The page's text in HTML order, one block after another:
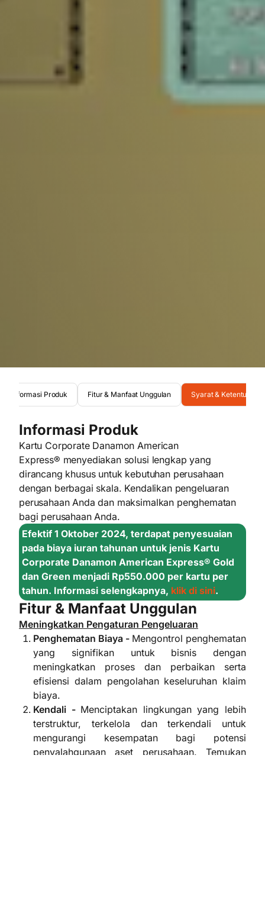
Informasi Produk Fitur & Manfaat Unggulan Syarat & Ketentuan
Informasi Produk
Kartu Corporate Danamon American
Express® menyediakan solusi lengkap yang
dirancang khusus untuk kebutuhan perusahaan
dengan berbagai skala. Kendalikan pengeluaran
perusahaan Anda dan maksimalkan penghematan
bagi perusahaan Anda.
Efektif 1 Oktober 2024, terdapat penyesuaian
pada biaya iuran tahunan untuk jenis Kartu
Corporate Danamon American Express® Gold
dan Green menjadi Rp550.000 per kartu per
tahun. Informasi selengkapnya, klik di sini.
Fitur & Manfaat Unggulan
Meningkatkan Pengaturan Pengeluaran
Penghematan Biaya - Mengontrol penghematan
yang signifikan untuk bisnis dengan
meningkatkan proses dan perbaikan serta
efisiensi dalam pengolahan keseluruhan klaim
biaya.
Kendali - Menciptakan lingkungan yang lebih
terstruktur, terkelola dan terkendali untuk
mengurangi kesempatan bagi potensi
penyalahgunaan aset perusahaan. Temukan